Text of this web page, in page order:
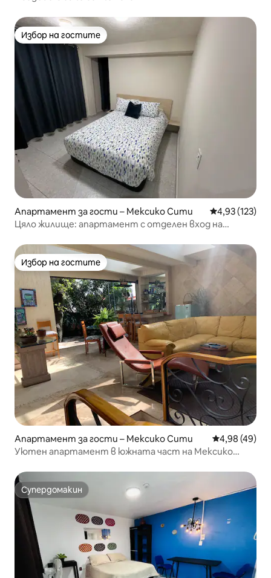
Избор на гостите
Избор на гостите
Апартамент за гости – Мексико Сити Средна
4,93 (123)
Цяло жилище: апартамент с отделен вход на
Избор на гостите
Избор на гостите
Апартамент за гости – Мексико Сити Средна
4,98 (49)
Уютен апартамент в южната част на Мексико
Супердомакин
Супердомакин